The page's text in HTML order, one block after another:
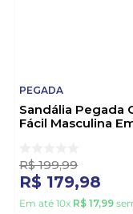
PEGADA
Sandália Pegada
Fácil Masculina
R$ 199,99
R$ 179,98
Em até 10x R$ 17,99